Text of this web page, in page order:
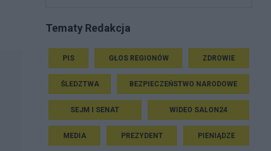
Tematy Redakcja
PIS GŁOS REGIONÓW ZDROWIE
ŚLEDZTWA BEZPIECZEŃSTWO NARODOWE
SEJM I SENAT WIDEO SALON24
MEDIA PREZYDENT PIENIĄDZE